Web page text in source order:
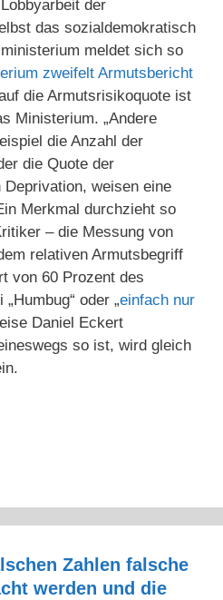
der
das sozialdemokratisch
meldet sich so
zweifelt Armutsbericht
die Armutsrisikoquote ist
Ministerium. „Andere
die Anzahl der
die Quote der
weisen eine
Merkmal durchzieht so
– die Messung von
relativen Armutsbegriff
von 60 Prozent des
oder „einfach nur
Daniel Eckert
so ist, wird gleich
Zahlen falsche
werden und die